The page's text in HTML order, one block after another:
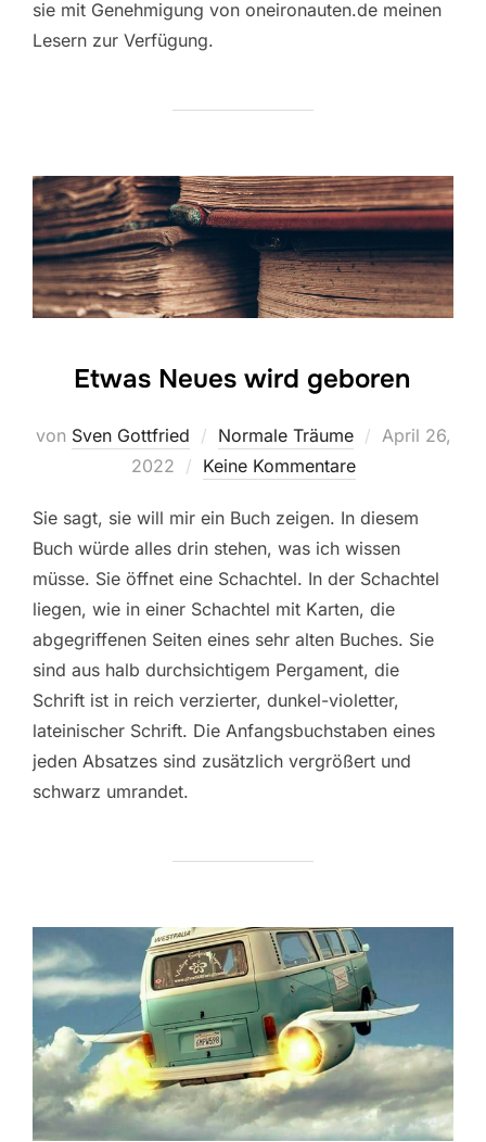
sie mit Genehmigung von oneironauten.de meinen
Lesern zur Verfügung.
Etwas Neues wird geboren
von Sven Gottfried Normale Träume
April 26,
2022
Keine Kommentare
Sie sagt, sie will mir ein Buch zeigen. In diesem
Buch würde alles drin stehen, was ich wissen
müsse. Sie öffnet eine Schachtel. In der Schachtel
liegen, wie in einer Schachtel mit Karten, die
abgegriffenen Seiten eines sehr alten Buches. Sie
sind aus halb durchsichtigem Pergament, die
Schrift ist in reich verzierter, dunkel-violetter,
lateinischer Schrift. Die Anfangsbuchstaben eines
jeden Absatzes sind zusätzlich vergrößert und
schwarz umrandet.